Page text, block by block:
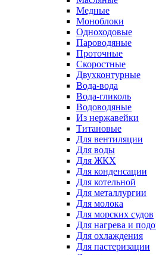
Медные
Моноблоки
Одноходовые
Пароводяные
Проточные
Скоростные
Двухконтурные
Вода-вода
Вода-гликоль
Водоводяные
Из нержавейки
Титановые
Для вентиляции
Для воды
Для ЖКХ
Для конденсации
Для котельной
Для металлургии
Для молока
Для морских судов
Для нагрева и
Для охлаждения
Для пастеризации